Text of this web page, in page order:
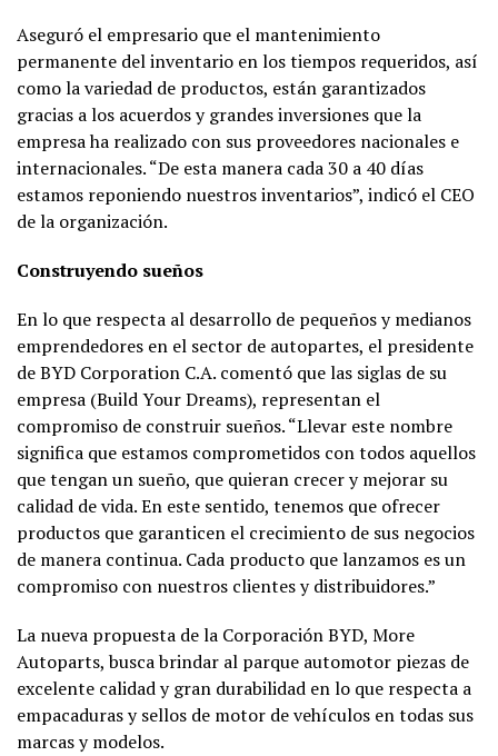
Aseguró el empresario que el mantenimiento
permanente del inventario en los tiempos requeridos, así
como la variedad de productos, están garantizados
gracias a los acuerdos y grandes inversiones que la
empresa ha realizado con sus proveedores nacionales e
internacionales. “De esta manera cada 30 a 40 días
estamos reponiendo nuestros inventarios”, indicó el CEO
de la organización.
Construyendo sueños
En lo que respecta al desarrollo de pequeños y medianos
emprendedores en el sector de autopartes, el presidente
de BYD Corporation C.A. comentó que las siglas de su
empresa (Build Your Dreams), representan el
compromiso de construir sueños. “Llevar este nombre
significa que estamos comprometidos con todos aquellos
que tengan un sueño, que quieran crecer y mejorar su
calidad de vida. En este sentido, tenemos que ofrecer
productos que garanticen el crecimiento de sus negocios
de manera continua. Cada producto que lanzamos es un
compromiso con nuestros clientes y distribuidores.”
La nueva propuesta de la Corporación BYD, More
Autoparts, busca brindar al parque automotor piezas de
excelente calidad y gran durabilidad en lo que respecta a
empacaduras y sellos de motor de vehículos en todas sus
marcas y modelos.